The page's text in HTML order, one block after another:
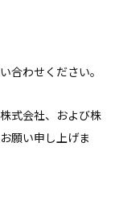
合わせください。
式会社、および株
願い申し上げま